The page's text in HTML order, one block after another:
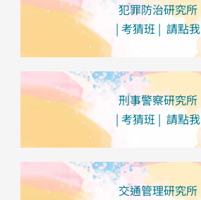
犯罪防治研究所
| 考猜班 | 請點我
刑事警察研究所
| 考猜班 | 請點我
交通管理研究所